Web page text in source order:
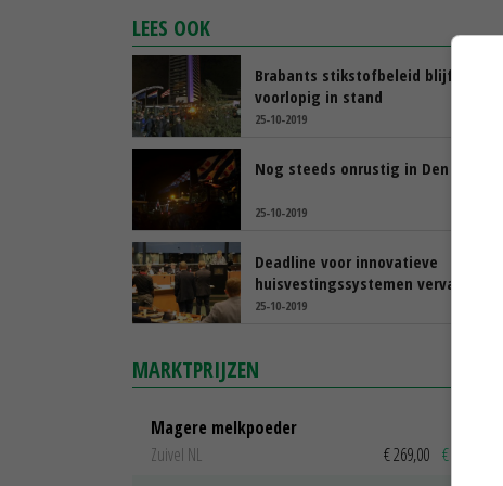
LEES OOK
Brabants stikstofbeleid blijft
voorlopig in stand
25-10-2019
Nog steeds onrustig in Den Bosch
25-10-2019
Deadline voor innovatieve
huisvestingssystemen vervalt
25-10-2019
MARKTPRIJZEN
Magere melkpoeder
Zuivel NL
€ 269,00 € 7,00